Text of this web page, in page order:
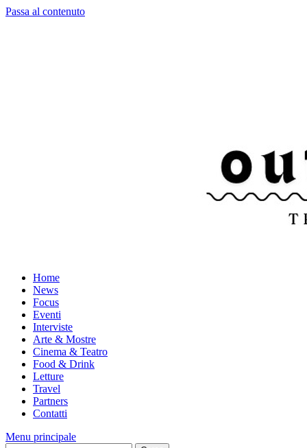
Passa al contenuto
Home
News
Focus
Eventi
Interviste
Arte & Mostre
Cinema & Teatro
Food & Drink
Letture
Travel
Partners
Contatti
Menu principale